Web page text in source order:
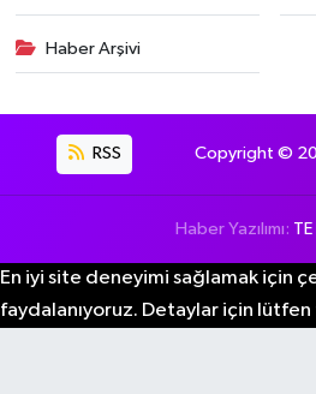
Haber Arşivi
RSS Copyright ©
Haber Yazılımı:
En iyi site deneyimi sağlamak için
faydalanıyoruz. Detaylar için lütfen